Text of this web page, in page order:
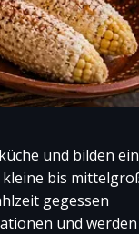
und bilden
bis
gegessen
und